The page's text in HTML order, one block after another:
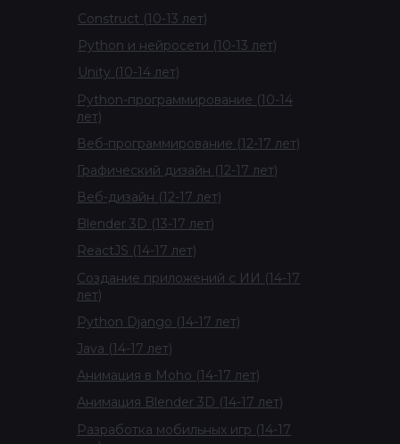
Python и нейросети (10-13 лет)
Construct (10-13 лет)
Python-программирование (10-14
лет)
Unity (10-14 лет)
Веб-дизайн (12-17 лет)
Веб-программирование (12-17 лет)
Графический дизайн (12-17 лет)
Blender 3D (13-17 лет)
Python Django (14-17 лет)
Java (14-17 лет)
Анимация в Moho (14-17 лет)
ReactJS (14-17 лет)
Создание приложений с ИИ (14-17
лет)
Разработка мобильных игр (14-17
Анимация Blender 3D (14-17 лет)